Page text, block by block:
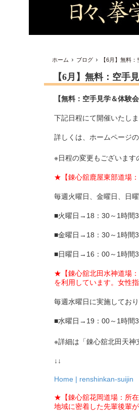
ホーム ブログ 【6月】無料
【6月】無料：空手
【無料：空手見学＆体験
下記日程にて開催いたし
詳しくは、ホームページ
※日程の変更もございます
★【錬心舘鹿屋東部道場
毎週火曜日、金曜日、日
■火曜日→18：30～1時間
■金曜日→18：30～1時間
■日曜日→16：00～1時間
★【錬心舘北田水神道場
を利用しています。女性
毎週水曜日に実施しており
■水曜日→19：00～1時間
※詳細は「錬心舘北田天神
↓↓
Home | renshinkan-suijin
★【錬心舘花岡道場：所
地域に密着した先輩後輩